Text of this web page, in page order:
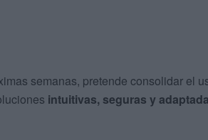
semanas, pretende consolidar el
intuitivas, seguras y